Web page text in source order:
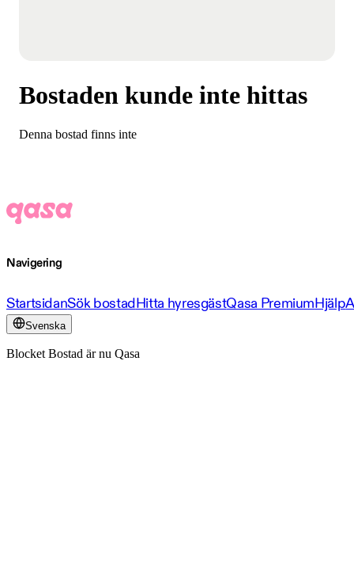
Bostaden kunde inte hittas
Denna bostad finns inte
Navigering
StartsidanSök bostadHitta hyresgästQasa PremiumHjälp
Svenska
Blocket Bostad är nu Qasa